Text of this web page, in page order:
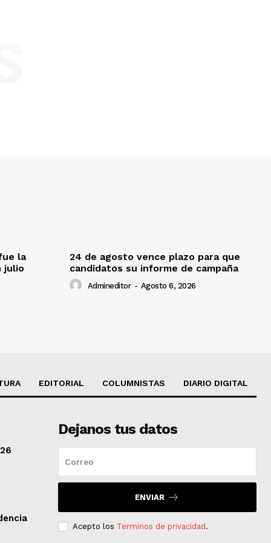
la
julio
24 de agosto vence plazo para que
candidatos su informe de campaña
Admineditor - Agosto 6, 2026
EDITORIAL COLUMNISTAS DIARIO DIGITAL
Dejanos tus datos
ENVIAR
Acepto los Terminos de privacidad.